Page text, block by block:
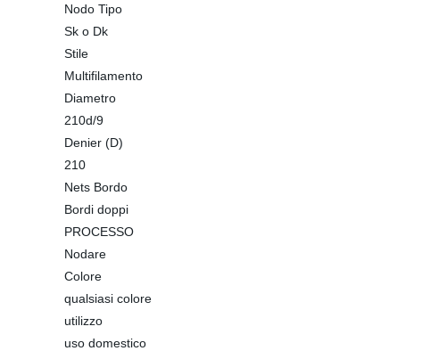
Nodo Tipo
Sk o Dk
Stile
Multifilamento
Diametro
210d/9
Denier (D)
210
Nets Bordo
Bordi doppi
PROCESSO
Nodare
Colore
qualsiasi colore
utilizzo
uso domestico